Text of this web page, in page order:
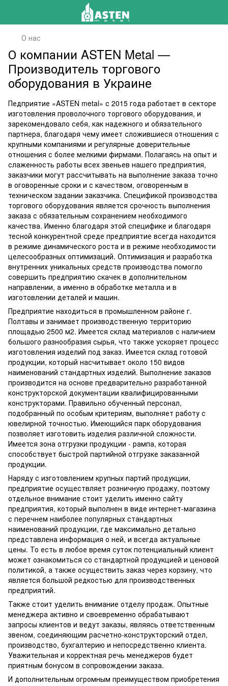
О нас
О компании ASTEN Metal —
Производитель торгового
оборудования в Украине
Педприятие «ASTEN metal» с 2015 года работает в секторе
изготовления проволочного торгового оборудования, и
зарекомендовало себя, как надежного и обязательного
партнера, благодаря чему имеет сложившиеся отношения с
крупными компаниями и регулярные доверительные
отношения с более мелкими фирмами. Полагаясь на опыт и
слаженность работы всех звеньев нашего предприятия,
заказчики могут рассчитывать на выполнение заказа точно
в оговоренные сроки и с качеством, оговоренным в
техническом задании заказчика. Спецификой производства
торгового оборудования является срочность выполнения
заказа с обязательным сохранением необходимого
качества. Именно благодаря этой специфике и благодаря
тесной конкурентной среде предприятие всегда находится
в режиме динамического роста и в режиме необходимости
целесообразных оптимизаций. Оптимизация и разработка
внутренних уникальных средств производства помогло
совершить предприятию скачек в дополнительном
направлении, а именно в обработке металла и в
изготовлении деталей и машин.
Предприятие находиться в промышленном районе г.
Полтавы и занимает производственную территорию
площадью 2500 м2. Имеется склад материалов с наличием
большого разнообразия сырья, что также ускоряет процесс
изготовления изделий под заказ. Имеется склад готовой
продукции, который насчитывает около 150 видов
наименований стандартных изделий. Выполнение заказов
производится на основе предварительно разработанной
конструкторской документации квалифицированными
конструкторами. Правильно обученный персонал,
подобранный по особым критериям, выполняет работу с
ювелирной точностью. Имеющийся парк оборудования
позволяет изготовить изделия различной сложности.
Имеется зона отгрузки продукции - рампа, которая
способствует быстрой партийной отгрузке заказанной
продукции.
Наряду с изготовлением крупных партий продукции,
предприятие осуществляет розничную продажу, поэтому
отдельное внимание стоит уделить именно сайту
предприятия, который выполнен в виде интернет-магазина
с перечнем наиболее популярных стандартных
наименований продукции, где максимально детально
представлена информация о ней, и всегда актуальные
цены. То есть в любое время суток потенциальный клиент
может ознакомиться со стандартной продукцией и ценовой
политикой, а также осуществить заказ через корзину, что
является большой редкостью для производственных
предприятий.
Также стоит уделить внимание отделу продаж. Опытные
менеджера активно и своевременно обрабатывают
запросы клиентов и ведут заказы, являясь ответственным
звеном, соединяющим расчетно-конструкторский отдел,
производство, бухгалтерию и непосредственно клиента.
Уважительная и корректная речь менеджеров будет
приятным бонусом в сопровождении заказа.
И дополнительным огромным преимуществом приобретения